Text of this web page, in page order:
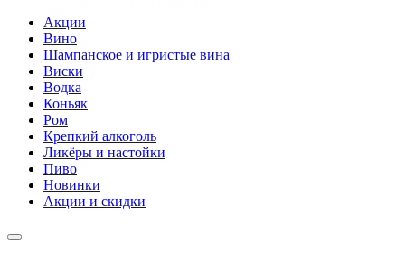
Акции
Вино
Шампанское и игристые вина
Виски
Водка
Коньяк
Ром
Крепкий алкоголь
Ликёры и настойки
Пиво
Новинки
Акции и скидки